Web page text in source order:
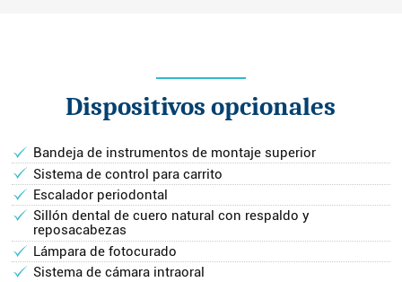
Dispositivos opcionales
Bandeja de instrumentos de montaje superior
Sistema de control para carrito
Escalador periodontal
Sillón dental de cuero natural con respaldo y
reposacabezas
Lámpara de fotocurado
Sistema de cámara intraoral